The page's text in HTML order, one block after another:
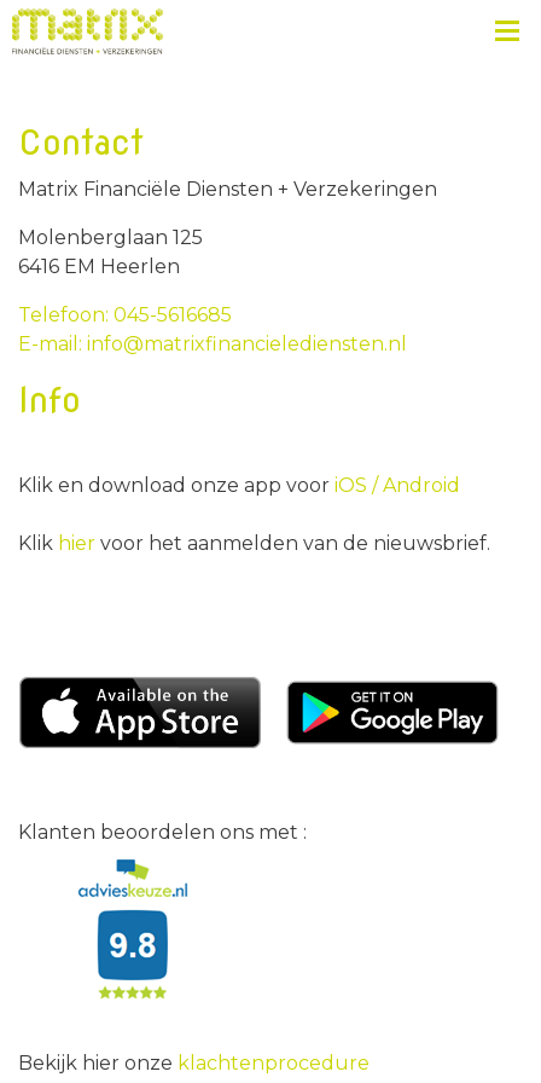
Contact
Matrix Financiële Diensten + Verzekeringen
Molenberglaan 125
6416 EM Heerlen
Telefoon: 045-5616685
E-mail: info@matrixfinancielediensten.nl
Info
Klik en download onze app voor iOS /Android
Klik hier voor het aanmelden van de nieuwsbrief.
Klanten beoordelen ons met :
Bekijk hier onze klachtenprocedure